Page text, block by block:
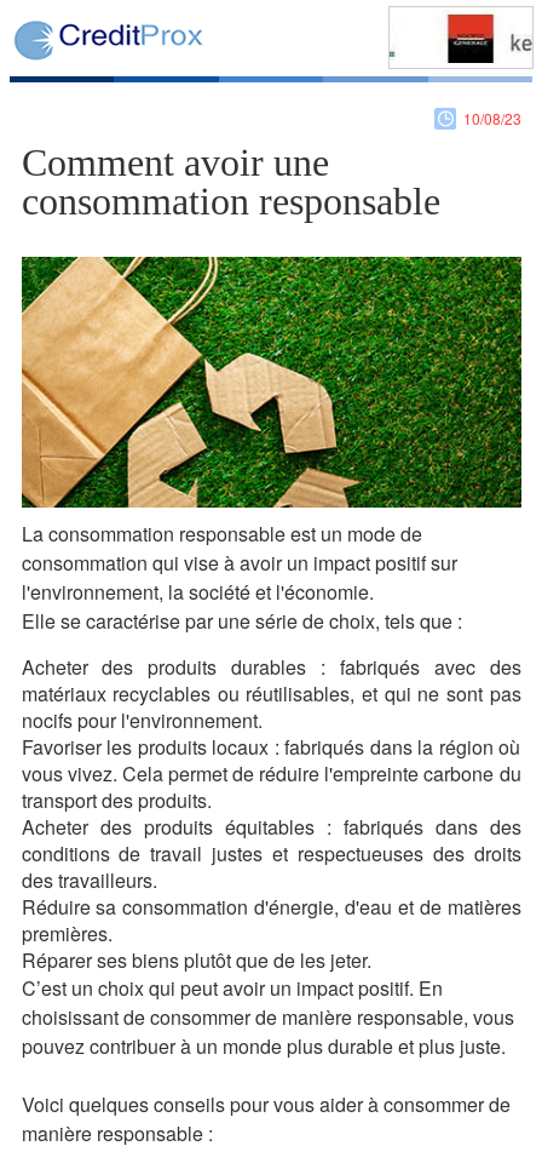
10/08/23
Comment avoir une
consommation responsable
La consommation responsable est un mode de
consommation qui vise à avoir un impact positif sur
l'environnement, la société et l'économie.
Elle se caractérise par une série de choix, tels que :
Acheter des produits durables : fabriqués avec des
matériaux recyclables ou réutilisables, et qui ne sont pas
nocifs pour l'environnement.
Favoriser les produits locaux : fabriqués dans la région où
vous vivez. Cela permet de réduire l'empreinte carbone du
transport des produits.
Acheter des produits équitables : fabriqués dans des
conditions de travail justes et respectueuses des droits
des travailleurs.
Réduire sa consommation d'énergie, d'eau et de matières
premières.
Réparer ses biens plutôt que de les jeter.
C’est un choix qui peut avoir un impact positif. En
choisissant de consommer de manière responsable, vous
pouvez contribuer à un monde plus durable et plus juste.
Voici quelques conseils pour vous aider à consommer de
manière responsable :